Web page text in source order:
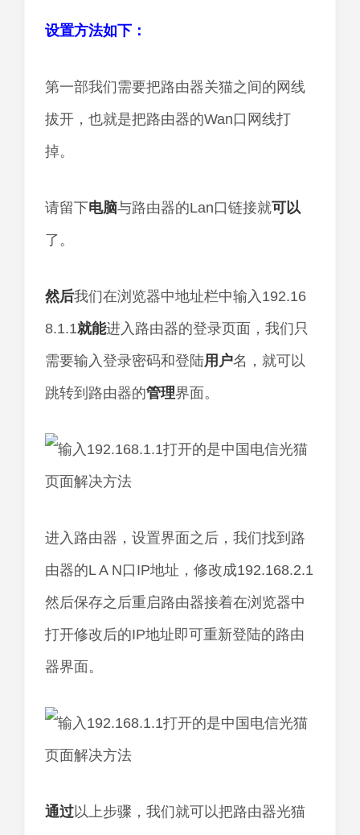
设置方法如下：
第一部我们需要把路由器关猫之间的网线
拔开，也就是把路由器的Wan口网线打
掉。
请留下电脑与路由器的Lan口链接就可以
了。
然后我们在浏览器中地址栏中输入192.16
8.1.1就能进入路由器的登录页面，我们只
需要输入登录密码和登陆用户名，就可以
跳转到路由器的管理界面。
进入路由器，设置界面之后，我们找到路
由器的L A N口IP地址，修改成192.168.2.1
然后保存之后重启路由器接着在浏览器中
打开修改后的IP地址即可重新登陆的路由
器界面。
通过以上步骤，我们就可以把路由器光猫